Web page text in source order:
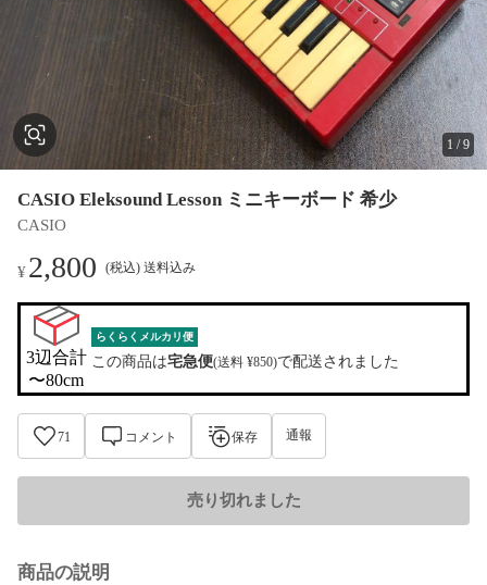
1 /9
CASIO Eleksound Lesson ミニキーボード 希少
CASIO
¥2,800 (税込) 送料込み
3辺合計
〜80cm
らくらくメルカリ便
この商品は宅急便(送料 ¥850)で配送されました
71 コメント 保存 通報
売り切れました
商品の説明